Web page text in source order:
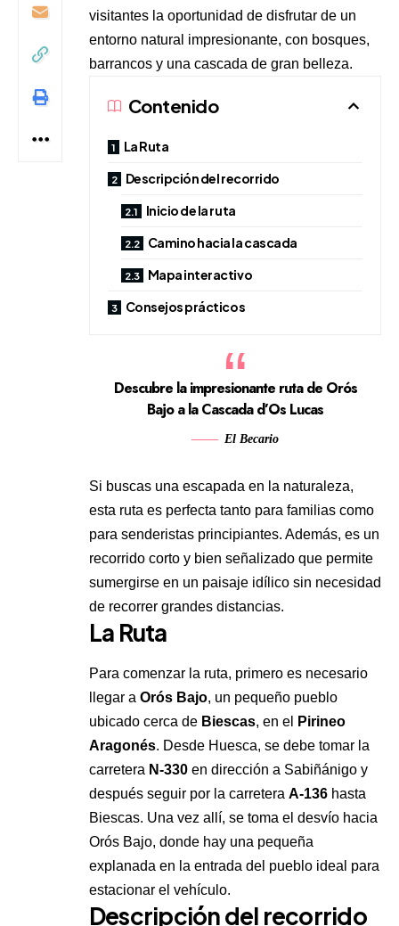
visitantes la oportunidad de disfrutar de un
entorno natural impresionante, con bosques,
barrancos y una cascada de gran belleza.
Contenido
La Ruta
Descripción del recorrido
Inicio de la ruta
Camino hacia la cascada
Mapa interactivo
Consejos prácticos
Descubre la impresionante ruta de Orós
Bajo a la Cascada d’Os Lucas
El Becario
Si buscas una escapada en la naturaleza,
esta ruta es perfecta tanto para familias como
para senderistas principiantes. Además, es un
recorrido corto y bien señalizado que permite
sumergirse en un paisaje idílico sin necesidad
de recorrer grandes distancias.
La Ruta
Para comenzar la ruta, primero es necesario
llegar a Orós Bajo, un pequeño pueblo
ubicado cerca de Biescas, en el
Pirineo
Aragonés. Desde Huesca, se debe tomar la
carretera N-330 en dirección a Sabiñánigo y
después seguir por la carretera A-136 hasta
Biescas. Una vez allí, se toma el desvío hacia
Orós Bajo, donde hay una pequeña
explanada en la entrada del pueblo ideal para
estacionar el vehículo.
Descripción del recorrido